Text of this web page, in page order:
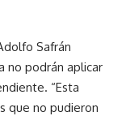
Safrán
no podrán aplicar
“Esta
que no pudieron